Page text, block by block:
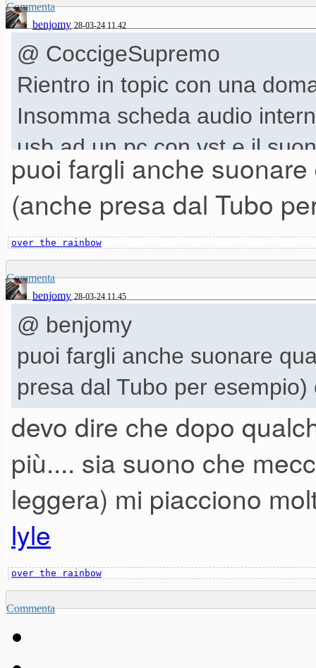
Commenta
benjomy 28-03-24 11.42
@ CoccigeSupremo
Rientro in topic con una
Insomma scheda audio
usb ad un pc con vst e il
casse collegata alla tastiera)?
puoi fargli anche
(anche presa dal Tubo
over the rainbow
Commenta
benjomy 28-03-24 11.45
@ benjomy
puoi fargli anche suonare
presa dal Tubo per
devo dire che dopo
più.... sia suono che
leggera) mi piacciono
lyle
over the rainbow
Commenta